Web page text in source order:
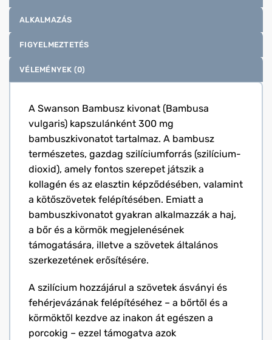
ALKALMAZÁS
FIGYELMEZTETÉS
VÉLEMÉNYEK (0)
A Swanson Bambusz kivonat (Bambusa
vulgaris) kapszulánként 300 mg
bambuszkivonatot tartalmaz. A bambusz
természetes, gazdag szilíciumforrás (szilícium-
dioxid), amely fontos szerepet játszik a
kollagén és az elasztin képződésében, valamint
a kötőszövetek felépítésében. Emiatt a
bambuszkivonatot gyakran alkalmazzák a haj,
a bőr és a körmök megjelenésének
támogatására, illetve a szövetek általános
szerkezetének erősítésére.
A szilícium hozzájárul a szövetek ásványi és
fehérjevázának felépítéséhez – a bőrtől és a
körmöktől kezdve az inakon át egészen a
porcokig – ezzel támogatva azok